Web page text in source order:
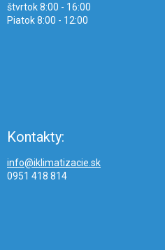
štvrtok 8:00 - 16:00
Piatok 8:00 - 12:00
Kontakty:
info@iklimatizacie.sk
0951 418 814